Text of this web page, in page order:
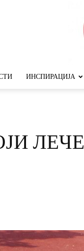
ИНСПИРАЦИЈА
ЛЕЧЕ